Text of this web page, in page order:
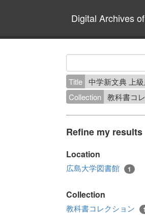
Digital Archives
Title 中学新文典 上
Collection 教科書コ
Refine my results
Location
広島大学図書館 1
Collection
教科書コレクション 1